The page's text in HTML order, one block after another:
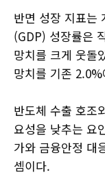
반면 성장 지표는
(GDP) 성장률은
망치를 크게 웃돌
망치를 기존
반도체 수출 호조
요성을 낮추는 요
가와 금융안정 대
셈이다.